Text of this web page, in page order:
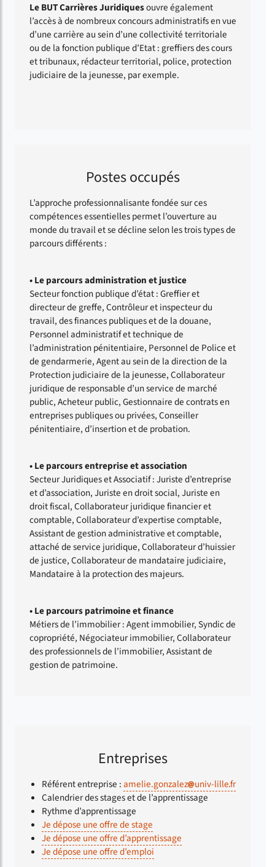
Le BUT Carrières Juridiquesouvre également
l’accès à de nombreux concours administratifs en vue
d’une carrière au sein d’une collectivité territoriale
ou de la fonction publique d’Etat : greffiers des cours
et tribunaux, rédacteur territorial, police, protection
judiciaire de la jeunesse, par exemple.
Postes occupés
L’approche professionnalisante fondée sur ces
compétences essentielles permet l’ouverture au
monde du travail et se décline selon les trois types de
parcours différents :
• Le parcours administration et justice
Secteur fonction publique d’état : Greffier et
directeur de greffe, Contrôleur et inspecteur du
travail, des finances publiques et de la douane,
Personnel administratif et technique de
l’administration pénitentiaire, Personnel de Police et
de gendarmerie, Agent au sein de la direction de la
Protection judiciaire de la jeunesse, Collaborateur
juridique de responsable d’un service de marché
public, Acheteur public, Gestionnaire de contrats en
entreprises publiques ou privées, Conseiller
pénitentiaire, d’insertion et de probation.
• Le parcours entreprise et association
Secteur Juridiques et Associatif : Juriste d’entreprise
et d’association, Juriste en droit social, Juriste en
droit fiscal, Collaborateur juridique financier et
comptable, Collaborateur d’expertise comptable,
Assistant de gestion administrative et comptable,
attaché de service juridique, Collaborateur d’huissier
de justice, Collaborateur de mandataire judiciaire,
Mandataire à la protection des majeurs.
• Le parcours patrimoine et finance
Métiers de l’immobilier : Agent immobilier, Syndic de
copropriété, Négociateur immobilier, Collaborateur
des professionnels de l’immobilier, Assistant de
gestion de patrimoine.
Entreprises
Référent entreprise :amelie.gonzalez univ-lillefr
Calendrier des stages et de l’apprentissage
Rythme d’apprentissage
Je dépose une offre de stage
Je dépose une offre d’apprentissage
Je dépose une offre d’emploi